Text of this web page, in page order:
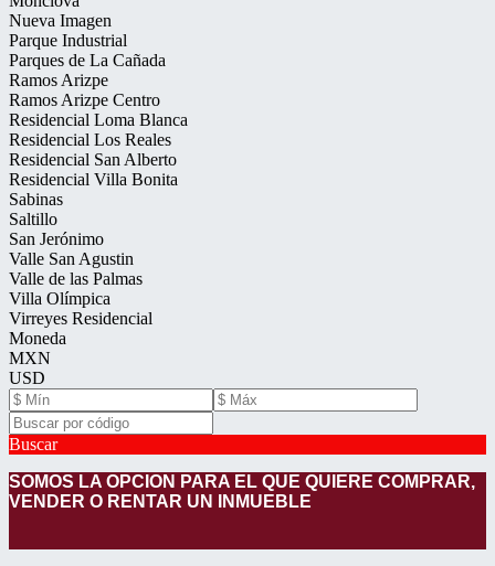
Nueva Imagen
Parque Industrial
Parques de La Cañada
Ramos Arizpe
Ramos Arizpe Centro
Residencial Loma Blanca
Residencial Los Reales
Residencial San Alberto
Residencial Villa Bonita
Sabinas
Saltillo
San Jerónimo
Valle San Agustin
Valle de las Palmas
Villa Olímpica
Virreyes Residencial
Moneda
MXN
USD
Buscar
SOMOS LA OPCION PARA EL QUE QUIERE COMPRAR,
VENDER O RENTAR UN INMUE BLE